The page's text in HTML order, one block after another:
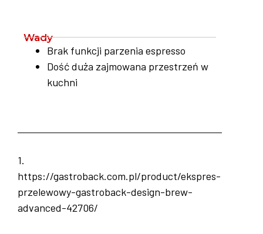
Wady
Brak funkcji parzenia espresso
Dość duża zajmowana przestrzeń w
kuchni
1.
https://gastroback.com.pl/product/ekspres-
przelewowy-gastroback-design-brew-
advanced-42706/